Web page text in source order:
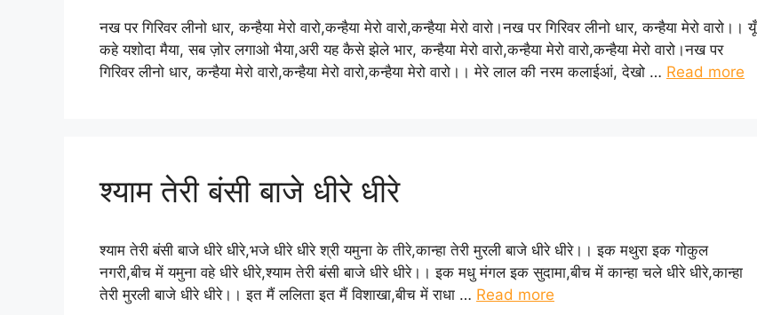
नख पर गिरिवर लीनो धार, कन्हैया मेरो वारो,कन्हैया मेरो वारो,कन्हैया मेरो वारो।नख पर गिरिवर लीनो धार, कन्हैया मेरो वारो।। यूँ
कहे यशोदा मैया, सब ज़ोर लगाओ भैया,अरी यह कैसे झेले भार, कन्हैया मेरो वारो,कन्हैया मेरो वारो,कन्हैया मेरो वारो।नख पर
गिरिवर लीनो धार, कन्हैया मेरो वारो,कन्हैया मेरो वारो,कन्हैया मेरो वारो।। मेरे लाल की नरम कलाईआं, देखो … Read more
श्याम तेरी बंसी बाजे धीरे धीरे
श्याम तेरी बंसी बाजे धीरे धीरे,भजे धीरे धीरे श्री यमुना के तीरे,कान्हा तेरी मुरली बाजे धीरे धीरे।। इक मथुरा इक गोकुल
नगरी,बीच में यमुना वहे धीरे धीरे,श्याम तेरी बंसी बाजे धीरे धीरे।। इक मधु मंगल इक सुदामा,बीच में कान्हा चले धीरे धीरे,कान्हा
तेरी मुरली बाजे धीरे धीरे।। इत मैं ललिता इत मैं विशाखा,बीच में राधा … Read more